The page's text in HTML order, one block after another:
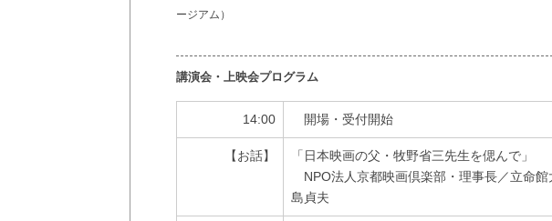
ージアム）
講演会・上映会プログラム
14:00 開場・受付開始
【お話】
「日本映画の父・牧野省三先生を偲んで」
NPO法人京都映画倶楽部・理事長／立命
島貞夫